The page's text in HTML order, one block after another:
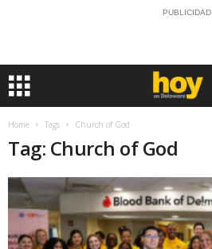
PUBLICIDAD
Home Tags Church of God
Tag: Church of God